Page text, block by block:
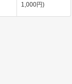
1,000円)